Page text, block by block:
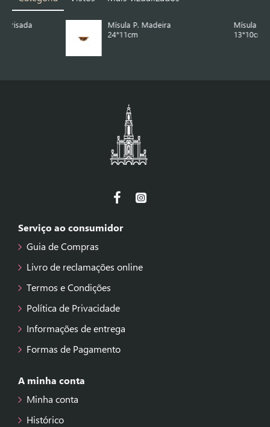
Mísula P. Madeira
Mísula Pequena
Serviço ao consumidor
Guia de Compras
Livro de reclamações online
Termos e Condições
Política de Privacidade
Informações de entrega
Formas de Pagamento
A minha conta
Minha conta
Histórico